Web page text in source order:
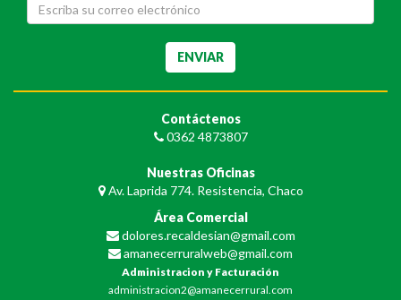
Contáctenos
0362 4873807
Nuestras Oficinas
Av. Laprida 774. Resistencia, Chaco
Área Comercial
dolores.recaldesian@gmail.com
amanecerruralweb@gmail.com
Administracion y Facturación
administracion2@amanecerrural.com